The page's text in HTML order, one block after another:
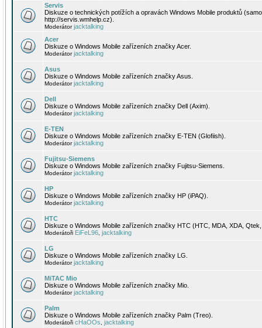
Servis
Diskuze o technických potížích a opravách Windows Mobile produktů
http://servis.wmhelp.cz).
Moderátorjacktalking
Acer
Diskuze o Windows Mobile zařízeních značky Acer.
Moderátorjacktalking
Asus
Diskuze o Windows Mobile zařízeních značky Asus.
Moderátorjacktalking
Dell
Diskuze o Windows Mobile zařízeních značky Dell (Axim).
Moderátorjacktalking
E-TEN
Diskuze o Windows Mobile zařízeních značky E-TEN (Glofiish).
Moderátorjacktalking
Fujitsu-Siemens
Diskuze o Windows Mobile zařízeních značky Fujitsu-Siemens.
Moderátorjacktalking
HP
Diskuze o Windows Mobile zařízeních značky HP (iPAQ).
Moderátorjacktalking
HTC
Diskuze o Windows Mobile zařízeních značky HTC (HTC, MDA, XDA,
Moderátoři EiFeL96 jacktalking
LG
Diskuze o Windows Mobile zařízeních značky LG.
Moderátorjacktalking
MiTAC Mio
Diskuze o Windows Mobile zařízeních značky Mio.
Moderátorjacktalking
Palm
Diskuze o Windows Mobile zařízeních značky Palm (Treo).
Moderátoři cHaOOs jacktalking